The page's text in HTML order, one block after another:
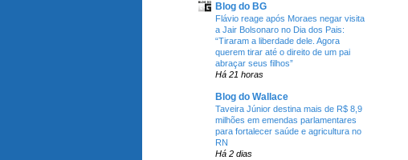
Blog do BG
Flávio reage após Moraes negar visita
a Jair Bolsonaro no Dia dos Pais:
“Tiraram a liberdade dele. Agora
querem tirar até o direito de um pai
abraçar seus filhos”
Há 21 horas
Blog do Wallace
Taveira Júnior destina mais de R$ 8,9
milhões em emendas parlamentares
para fortalecer saúde e agricultura no
RN
Há 2 dias